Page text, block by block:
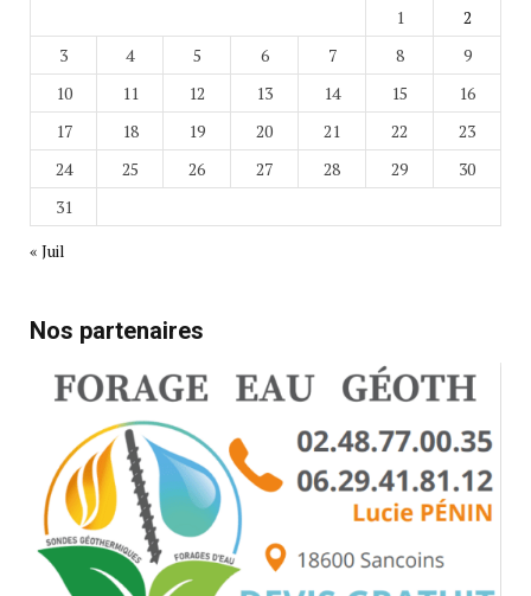
1
2
3
4 5 6 7 8
9
10
11 12 13 14 15
16
17
18 19 20 21 22
23
24
25 26 27 28 29
30
31
« Juil
Nos partenaires